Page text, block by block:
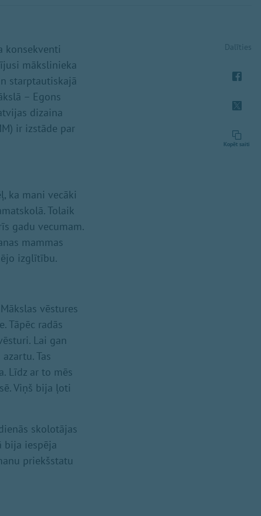
konsekventi
mākslinieka
starptautiskajā
– Egons
dizaina
ir izstāde par
ka mani vecāki
Tolaik
gadu vecumam.
mammas
izglītību.
vēstures
Tāpēc radās
Lai gan
Tas
Līdz ar to mēs
Viņš bija ļoti
skolotājas
bija iespēja
priekšstatu
Dalīties
Kopēt saiti